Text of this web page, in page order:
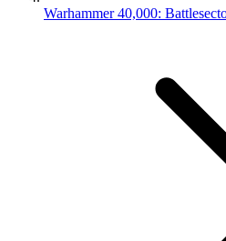
Warhammer 40,000: